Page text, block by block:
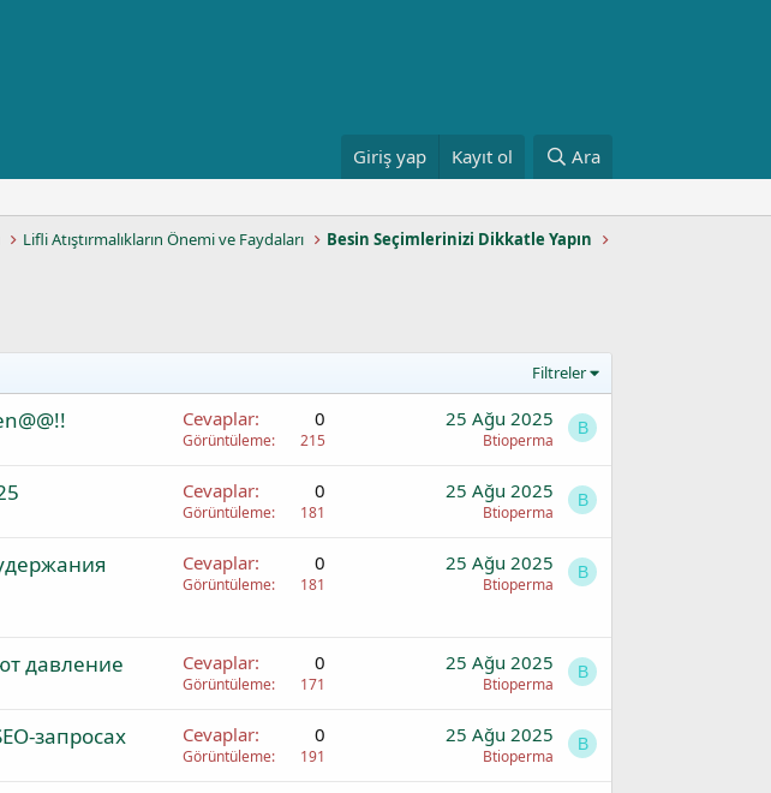
Giriş yap Kayıt ol Ara
Lifli Atıştırmalıkların Önemi ve Faydaları Besin Seçimlerinizi Dikkatle Yapın
Filtreler
Cevaplar 0
Görüntüleme 215
25 Ağu 2025
Btioperma
B
Cevaplar 0
Görüntüleme 181
25 Ağu 2025
Btioperma
B
Cevaplar 0
Görüntüleme 181
25 Ağu 2025
Btioperma
B
давление Cevaplar 0
Görüntüleme 171
25 Ağu 2025
Btioperma
B
запросах Cevaplar 0
Görüntüleme 191
25 Ağu 2025
Btioperma
B